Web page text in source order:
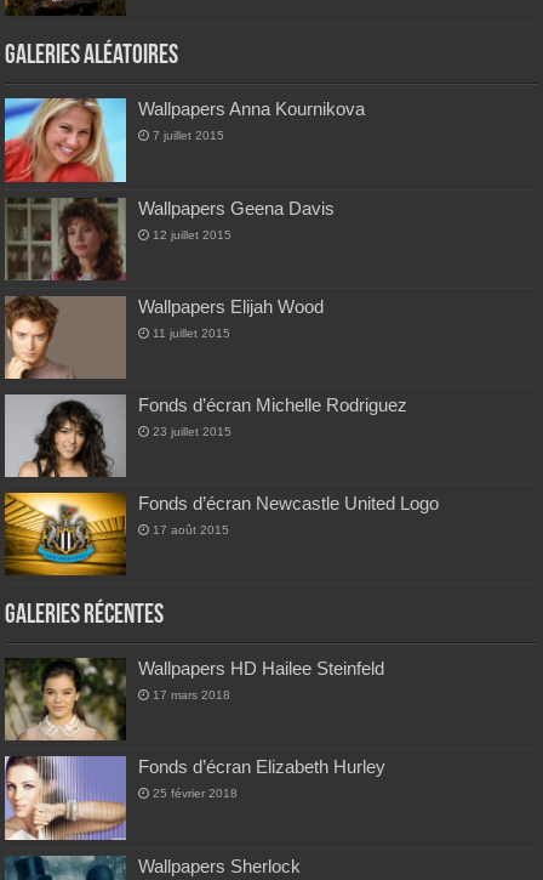
Galeries Aléatoires
Wallpapers Anna Kournikova
7 juillet 2015
Wallpapers Geena Davis
12 juillet 2015
Wallpapers Elijah Wood
11 juillet 2015
Fonds d’écran Michelle Rodriguez
23 juillet 2015
Fonds d’écran Newcastle United Logo
17 août 2015
Galeries Récentes
Wallpapers HD Hailee Steinfeld
17 mars 2018
Fonds d’écran Elizabeth Hurley
25 février 2018
Wallpapers Sherlock